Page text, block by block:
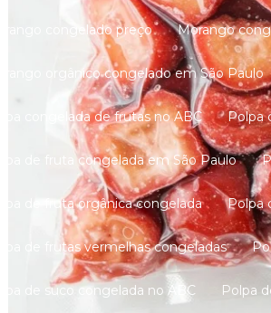
Morango congelado preço Morango
Morango orgânico congelado em São Paulo
Polpa congelada de frutas no ABC
Polpa de fruta congelada em São Paulo
Polpa de fruta orgânica congelada
Polpa de frutas vermelhas congeladas
Polpa de suco congelada no ABC Polpa